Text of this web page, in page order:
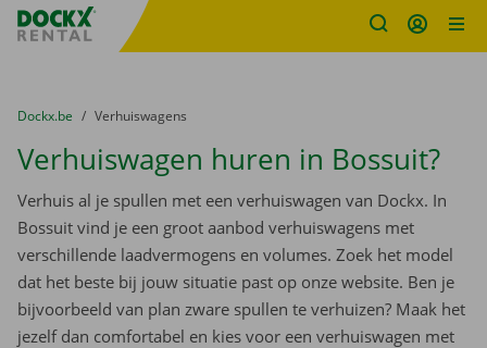
Fratello DEMO
U bevindt zich hier:
van
Dockx.be naar
Verhuiswagens
Verhuiswagen huren in Bossuit?
Verhuis al je spullen met een verhuiswagen van Dockx. In
Bossuit vind je een groot aanbod verhuiswagens met
verschillende laadvermogens en volumes. Zoek het model
dat het beste bij jouw situatie past op onze website. Ben je
bijvoorbeeld van plan zware spullen te verhuizen? Maak het
jezelf dan comfortabel en kies voor een verhuiswagen met